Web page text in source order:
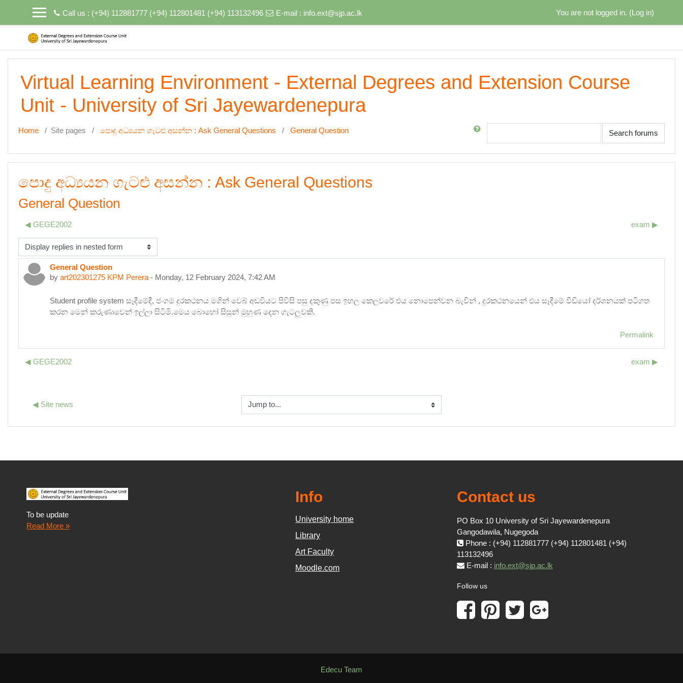
Call us : (+94) 112881777 (+94) 112801481 (+94) 113132496
E-mail : info.ext@sjp.ac.lk You are not logged in. (Log in)
Virtual Learning Environment - External Degrees and Extension Course
Unit - University of Sri Jayewardenepura
Home Site pages පොදු අධ්‍යයන ගැටළු අසන්න : Ask General Questions General Question
Search forums
පොදු අධ්‍යයන ගැටළු අසන්න : Ask General Questions
General Question
◀︎ GEGE2002 exam ▶︎
mode
General Question
by art202301275 KPM Perera - Monday, 12 February 2024, 7:42 AM
Number of replies: 0
Student profile system සෑදීමේදී, ජංගම දුරකථනය මගින් වෙබ් අඩවියට පිවිසි පසු දකුණු පස ඉහල කෙලවරේ එය නොපෙන්වන බැවින් , දුරකථනයෙන් එය සෑදීමේ වීඩියෝ දර්ශනයක් පටිගත
කරන මෙන් කරුණාවෙන් ඉල්ලා සිටිමි.මෙය බොහෝ සිසුන් මුහුණ දෙන ගැටලුවකි.
Permalink
◀︎ GEGE2002 exam ▶︎
◀︎ Site news Jump to...
To be update
Read More »
Info
University home
Library
Art Faculty
Moodle.com
Contact us
PO Box 10 University of Sri Jayewardenepura
Gangodawila, Nugegoda
Phone : (+94) 112881777 (+94) 112801481 (+94)
113132496
E-mail : info.ext@sjp.ac.lk
Follow us
Edecu Team